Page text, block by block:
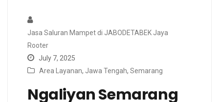
Jasa Saluran Mampet di JABODETABEK Jaya
Rooter
July 7, 2025
Area Layanan, Jawa Tengah, Semarang
Ngaliyan Semarang